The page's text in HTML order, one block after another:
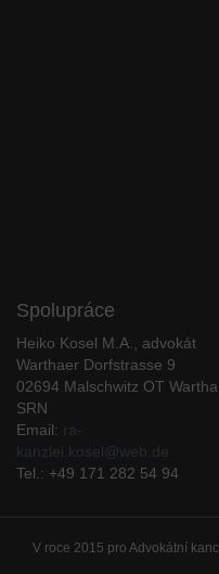
Spolupráce
Heiko Kosel M.A., advokát
Warthaer Dorfstrasse 9
02694 Malschwitz OT Wartha,
SRN
Email: ra-
kanzlei.kosel@web.de
Tel.: +49 171 282 54 94
V roce 2015 pro Advokátní